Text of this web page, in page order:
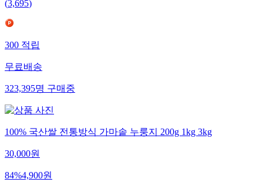
(3,695)
300적립
무료배송
323,395명구매중
100% 국산쌀 전통방식 가마솥 누룽지 200g 1kg 3kg
30,000원
84%4,900원